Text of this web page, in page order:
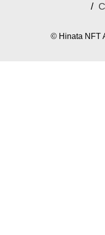
© Hinata NFT